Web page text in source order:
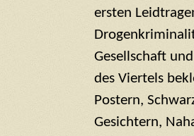
ersten
Gesellschaft
des Viertels
Postern,
Gesichtern,